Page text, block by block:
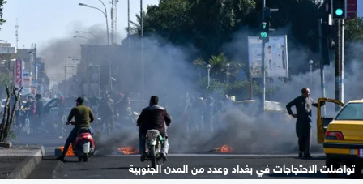
تواصلت الاحتجاجات في بغداد وعدد من المدن الجنوبية